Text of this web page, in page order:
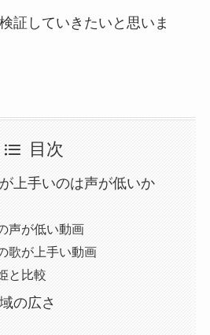
証していきたいと思いま
目次
上手いのは声が低いか
声が低い動画
歌が上手い動画
と比較
の広さ